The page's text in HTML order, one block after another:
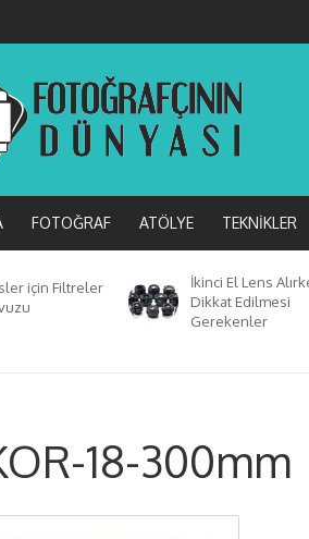
FOTOĞRAF ATÖLYE TEKNIKLER
için Filtreler
İkinci El Lens
Dikkat Edilmesi
Gerekenler
18-300mm